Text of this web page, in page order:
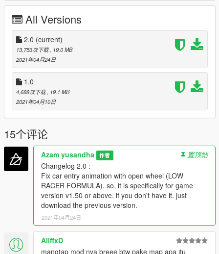
Credits
Original model : real racing 3
Thanks to : @WGotch07 (who sent me the model and helped
me during the making of this mod)
convert to gta v : me
Ss by : @WGotch07
Handling by : @TOMman
Follow my instagram for more.
My discord : azam#5402
DONT RE UPLOAD ANY WHERE!!!
All Versions
2.0 (current)
13,753次下载 , 19.0 MB
2021年04月24日
1.0
4,688次下载 , 19.1 MB
2021年04月10日
15个评论
Azam yusandha 作者
置顶帖
Changelog 2.0 :
Fix car entry animation with open wheel (LOW
RACER FORMULA). so, it is specifically for game
version v1.50 or above. if you don't have it. just
download the previous version.
2021年04月24日
AliffxD
mangtap mod nya breee btw pake map apa itu